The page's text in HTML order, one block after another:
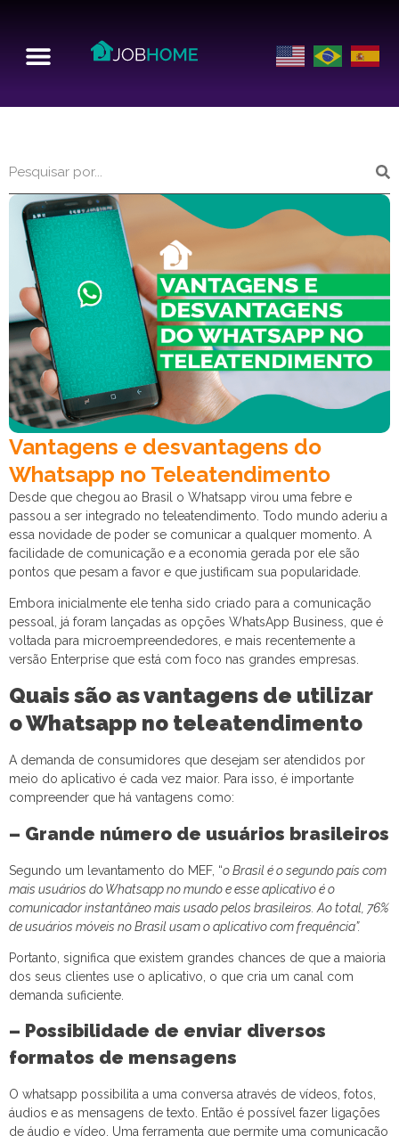
Vantagens e desvantagens do
Whatsapp no Teleatendimento
Desde que chegou ao Brasil o Whatsapp virou uma febre e
passou a ser integrado no teleatendimento. Todo mundo aderiu a
essa novidade de poder se comunicar a qualquer momento. A
facilidade de comunicação e a economia gerada por ele são
pontos que pesam a favor e que justificam sua popularidade.
Embora inicialmente ele tenha sido criado para a comunicação
pessoal, já foram lançadas as opções WhatsApp Business, que é
voltada para microempreendedores, e mais recentemente a
versão Enterprise que está com foco nas grandes empresas.
Quais são as vantagens de utilizar
o Whatsapp no teleatendimento
A demanda de consumidores que desejam ser atendidos por
meio do aplicativo é cada vez maior. Para isso, é importante
compreender que há vantagens como:
– Grande número de usuários brasileiros
Segundo um levantamento do MEF, “o Brasil é o segundo país com
mais usuários do Whatsapp no mundo e esse aplicativo é o
comunicador instantâneo mais usado pelos brasileiros. Ao total, 76%
de usuários móveis no Brasil usam o aplicativo com frequência”.
Portanto, significa que existem grandes chances de que a maioria
dos seus clientes use o aplicativo, o que cria um canal com
demanda suficiente.
– Possibilidade de enviar diversos
formatos de mensagens
O whatsapp possibilita a uma conversa através de vídeos, fotos,
áudios e as mensagens de texto. Então é possível fazer ligações
de áudio e vídeo. Uma ferramenta que permite uma comunicação